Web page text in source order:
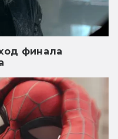
финала